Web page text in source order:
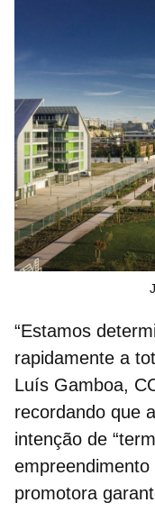
“Estamos
rapidamente a
Luís Gamboa,
recordando que
intenção de
empreendimento
promotora